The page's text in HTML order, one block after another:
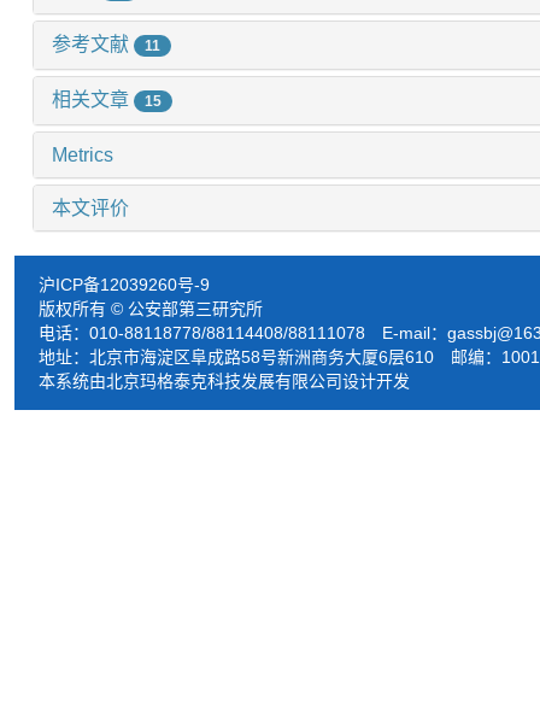
参考文献 11
相关文章 15
Metrics
本文评价
沪ICP备12039260号-9
版权所有 © 公安部第三研究所
电话：010-88118778/88114408/88111078 E-mail：
地址：北京市海淀区阜成路58号新洲商务大厦6层610 邮编：
本系统由北京玛格泰克科技发展有限公司设计开发